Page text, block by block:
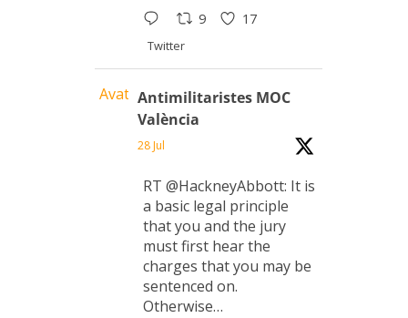
9 17
Twitter
AvatarAntimilitaristes MOC
València
28 Jul
RT @HackneyAbbott: It is
a basic legal principle
that you and the jury
must first hear the
charges that you may be
sentenced on.
Otherwise…